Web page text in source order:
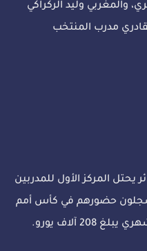
والمغربي وليد الركراكي
مدرب المنتخب
المركز الأول للمدربين
حضورهم في كأس أمم